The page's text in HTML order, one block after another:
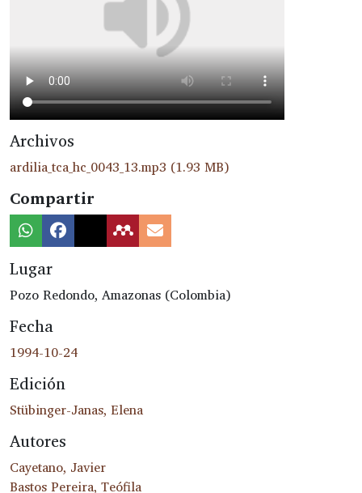
Archivos
ardilia_tca_hc_0043_13.mp3 (1.93 MB)
Compartir
Lugar
Pozo Redondo, Amazonas (Colombia)
Fecha
1994-10-24
Edición
Stübinger-Janas, Elena
Autores
Cayetano, Javier
Bastos Pereira, Teófila